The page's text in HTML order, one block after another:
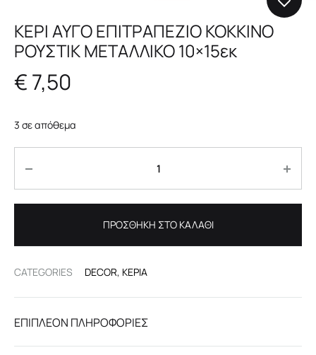
ΚΕΡΙ ΑΥΓΟ ΕΠΙΤΡΑΠΕΖΙΟ ΚΟΚΚΙΝΟ
ΡΟΥΣΤΙΚ ΜΕΤΑΛΛΙΚΟ 10×15εκ
€7,50
3 σε απόθεμα
ΠΡΟΣΘΉΚΗ ΣΤΟ ΚΑΛΆΘΙ
CATEGORIES DECOR, ΚΕΡΙΆ
ΕΠΙΠΛΈΟΝ ΠΛΗΡΟΦΟΡΊΕΣ